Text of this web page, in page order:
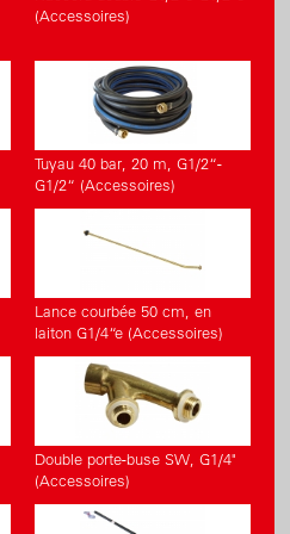
(Accessoires)
Tuyau 40 bar, 20 m, G1/2“-
G1/2“ (Accessoires)
Lance courbée 50 cm, en
laiton G1/4“e (Accessoires)
Double porte-buse SW, G1/4"
(Accessoires)